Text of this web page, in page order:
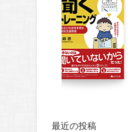
最近の投稿